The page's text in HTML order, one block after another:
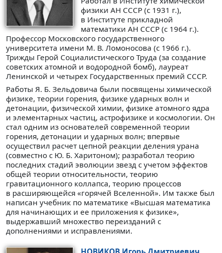
физики АН СССР (с 1931 г.),
в Институте прикладной
математики АН СССР (с 1964 г.).
Профессор Московского государственного
университета имени М. В. Ломоносова (с 1966 г.).
Трижды Герой Социалистического Труда (за создание
советских атомной и водородной бомб), лауреат
Ленинской и четырех Государственных премий СССР.
Работы Я. Б. Зельдовича были посвящены химической
физике, теории горения, физике ударных волн и
детонации, физической химии, физике атомного ядра
и элементарных частиц, астрофизике и космологии. Он
стал одним из основателей современной теории
горения, детонации и ударных волн; впервые
осуществил расчет цепной реакции деления урана
(совместно с Ю. Б. Харитоном); разработал теорию
последних стадий эволюции звезд с учетом эффектов
общей теории относительности, теорию
гравитационного коллапса, теорию процессов
в расширяющейся «горячей Вселенной». Им также был
написан учебник по математике «Высшая математика
для начинающих и ее приложения к физике»,
выдержавший множество переизданий c
дополнениями и исправлениями.